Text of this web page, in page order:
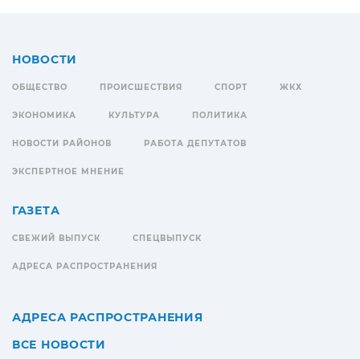
НОВОСТИ
ОБЩЕСТВО ПРОИСШЕСТВИЯ СПОРТ ЖКХ
ЭКОНОМИКА КУЛЬТУРА ПОЛИТИКА
НОВОСТИ РАЙОНОВ РАБОТА ДЕПУТАТОВ
ЭКСПЕРТНОЕ МНЕНИЕ
ГАЗЕТА
СВЕЖИЙ ВЫПУСК СПЕЦВЫПУСК
АДРЕСА РАСПРОСТРАНЕНИЯ
АДРЕСА РАСПРОСТРАНЕНИЯ
ВСЕ НОВОСТИ